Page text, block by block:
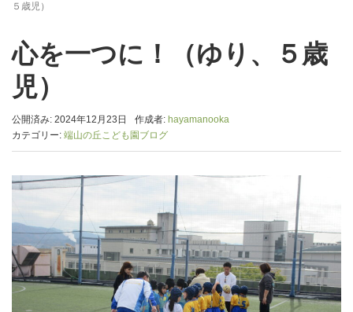
５歳児）
心を一つに！（ゆり、５歳
児）
公開済み: 2024年12月23日 作成者: hayamanooka
カテゴリー: 端山の丘こども園ブログ